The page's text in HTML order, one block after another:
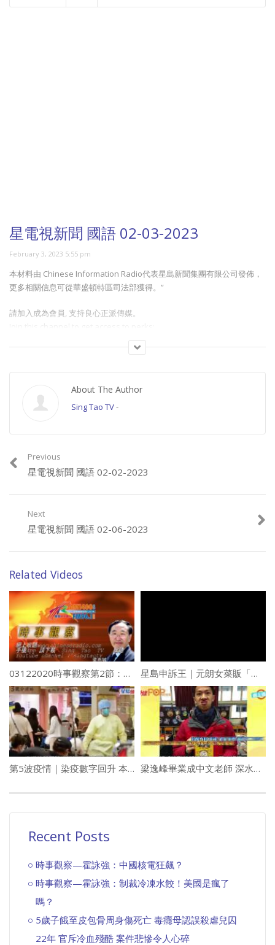
星電視新聞 國語 02-03-2023
February 3, 2023 5:55 pm
本材料由 Chinese Information Radio代表星島新聞集團有限公司發佈，
更多相關信息可從華盛頓特區司法部獲得。”
請加入成為會員, 支持良心正派傳媒。
Join this channel to get access to perks:
https://www.youtube.com/channel/UCYWSlgQB1BpfQTkNm_P5qIw/join
About The Author
Sing Tao TV-
Previous
星電視新聞 國語 02-02-2023
Next
星電視新聞 國語 02-06-2023
Related Videos
03122020時事觀察第2節：梁燕城 星島申訴王｜元朗女菜販「揸波子」大戰買餸男 警拘68歲「波子姐」
第5波疫情｜染疫數字回升 本地個案即時有效繁殖率升穿2 梁逸峰畢業成中文老師 深水埗女校教口試
Recent Posts
時事觀察—霍詠強：中國核電狂飆？
時事觀察—霍詠強：制裁冷凍水餃！美國是瘋了
嗎？
5歲子餓至皮包骨周身傷死亡 毒癮母認誤殺虐兒囚
22年 官斥冷血殘酷 案件悲慘令人心碎